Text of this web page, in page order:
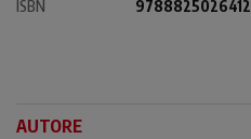
ISBN
9788825026412
AUTORE